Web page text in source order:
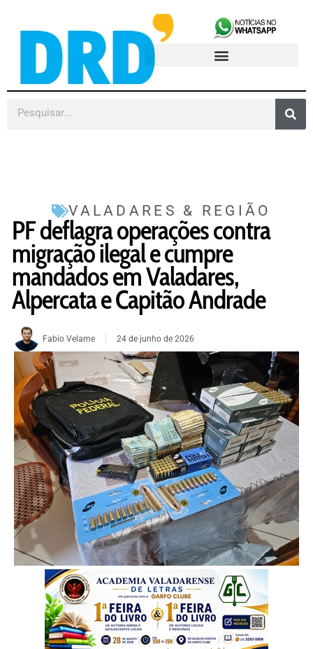
VALADARES & REGIÃO
PF deflagra operações contra
migração ilegal e cumpre
mandados em Valadares,
Alpercata e Capitão Andrade
Fabio Velame 24 de junho de 2026
FOTO: Divulgação/PF